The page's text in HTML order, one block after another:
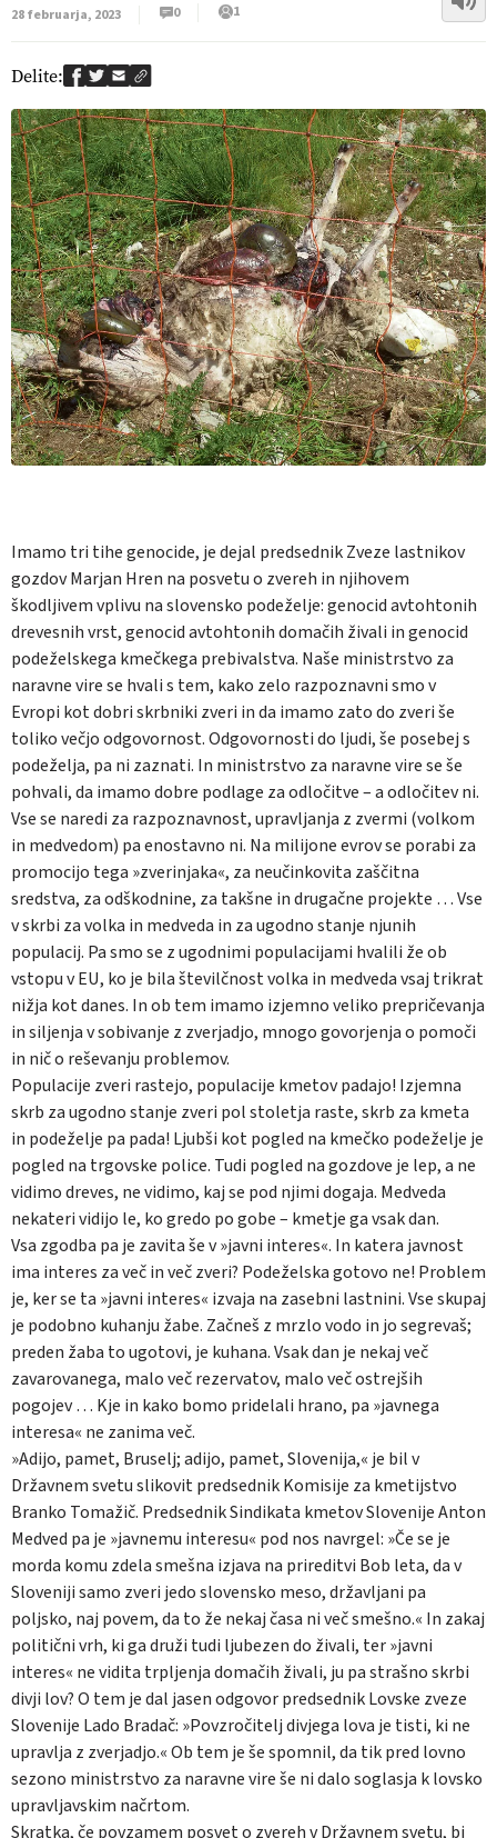
28 februarja, 2023
0 1
Delite:
Imamo tri tihe genocide, je dejal predsednik Zveze lastnikov
gozdov Marjan Hren na posvetu o zvereh in njihovem
škodljivem vplivu na slovensko podeželje: genocid avtohtonih
drevesnih vrst, genocid avtohtonih domačih živali in genocid
podeželskega kmečkega prebivalstva. Naše ministrstvo za
naravne vire se hvali s tem, kako zelo razpoznavni smo v
Evropi kot dobri skrbniki zveri in da imamo zato do zveri še
toliko večjo odgovornost. Odgovornosti do ljudi, še posebej s
podeželja, pa ni zaznati. In ministrstvo za naravne vire se še
pohvali, da imamo dobre podlage za odločitve – a odločitev ni.
Vse se naredi za razpoznavnost, upravljanja z zvermi (volkom
in medvedom) pa enostavno ni. Na milijone evrov se porabi za
promocijo tega »zverinjaka«, za neučinkovita zaščitna
sredstva, za odškodnine, za takšne in drugačne projekte … Vse
v skrbi za volka in medveda in za ugodno stanje njunih
populacij. Pa smo se z ugodnimi populacijami hvalili že ob
vstopu v EU, ko je bila številčnost volka in medveda vsaj trikrat
nižja kot danes. In ob tem imamo izjemno veliko prepričevanja
in siljenja v sobivanje z zverjadjo, mnogo govorjenja o pomoči
in nič o reševanju problemov.
Populacije zveri rastejo, populacije kmetov padajo! Izjemna
skrb za ugodno stanje zveri pol stoletja raste, skrb za kmeta
in podeželje pa pada! Ljubši kot pogled na kmečko podeželje je
pogled na trgovske police. Tudi pogled na gozdove je lep, a ne
vidimo dreves, ne vidimo, kaj se pod njimi dogaja. Medveda
nekateri vidijo le, ko gredo po gobe – kmetje ga vsak dan.
Vsa zgodba pa je zavita še v »javni interes«. In katera javnost
ima interes za več in več zveri? Podeželska gotovo ne! Problem
je, ker se ta »javni interes« izvaja na zasebni lastnini. Vse skupaj
je podobno kuhanju žabe. Začneš z mrzlo vodo in jo segrevaš;
preden žaba to ugotovi, je kuhana. Vsak dan je nekaj več
zavarovanega, malo več rezervatov, malo več ostrejših
pogojev … Kje in kako bomo pridelali hrano, pa »javnega
interesa« ne zanima več.
»Adijo, pamet, Bruselj; adijo, pamet, Slovenija,« je bil v
Državnem svetu slikovit predsednik Komisije za kmetijstvo
Branko Tomažič. Predsednik Sindikata kmetov Slovenije Anton
Medved pa je »javnemu interesu« pod nos navrgel: »Če se je
morda komu zdela smešna izjava na prireditvi Bob leta, da v
Sloveniji samo zveri jedo slovensko meso, državljani pa
poljsko, naj povem, da to že nekaj časa ni več smešno.« In zakaj
politični vrh, ki ga druži tudi ljubezen do živali, ter »javni
interes« ne vidita trpljenja domačih živali, ju pa strašno skrbi
divji lov? O tem je dal jasen odgovor predsednik Lovske zveze
Slovenije Lado Bradač: »Povzročitelj divjega lova je tisti, ki ne
upravlja z zverjadjo.« Ob tem je še spomnil, da tik pred lovno
sezono ministrstvo za naravne vire še ni dalo soglasja k lovsko
upravljavskim načrtom.
Skratka, če povzamem posvet o zvereh v Državnem svetu, bi